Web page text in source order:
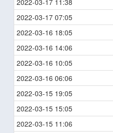
2022-03-17 07:05
2022-03-16 18:05
2022-03-16 14:06
2022-03-16 10:05
2022-03-16 06:06
2022-03-15 19:05
2022-03-15 15:05
2022-03-15 11:06